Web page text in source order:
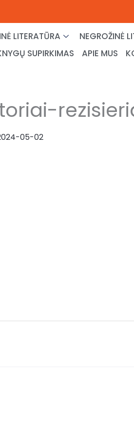
LITERATŪRA NEGROŽINĖ
SUPIRKIMAS
APIE MUS
05-02